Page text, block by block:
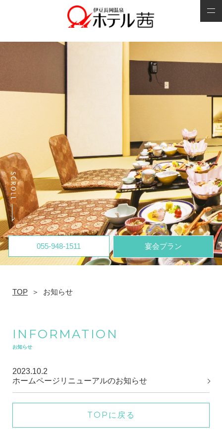
055-948-1511 宴会プラン
TOP お知らせ
INFORMATION
お知らせ
2023.10.2
ホームページリニューアルのお知らせ
TOPに戻る